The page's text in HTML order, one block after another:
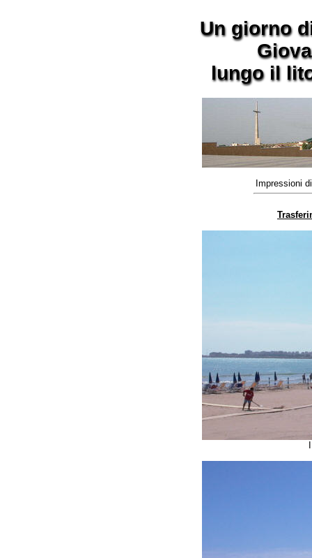
Un giorno
lungo il
Impressioni